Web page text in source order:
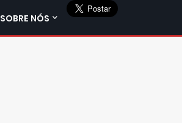
SOBRE NÓS